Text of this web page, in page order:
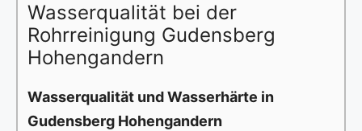
Wasserqualität bei der
Rohrreinigung Gudensberg
Hohengandern
Wasserqualität und Wasserhärte in
Gudensberg Hohengandern